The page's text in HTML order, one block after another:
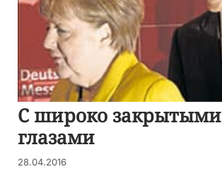
С широко закрытыми
глазами
28.04.2016